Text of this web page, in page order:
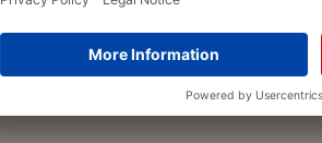
kg): 70 - 140g große Katzen (5 - 8 kg):